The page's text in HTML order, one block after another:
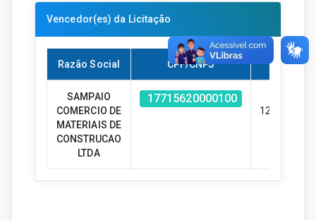
Vencedor(es) da Licitação
Razão Social CPF/CNPJ Valor
SAMPAIO
COMERCIO DE
MATERIAIS DE
CONSTRUCAO
LTDA
17715620000100
122947.00